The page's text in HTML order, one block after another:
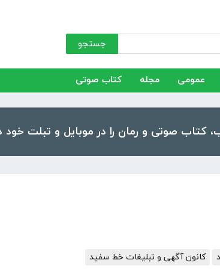
جستجو
عمومی مجله کتاب صوتی
کانون آگهی و تبلیغات خط سفید